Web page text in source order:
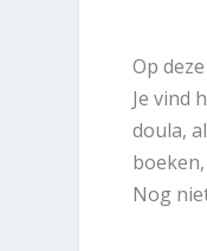
Op
Je vind
doula,
Nog